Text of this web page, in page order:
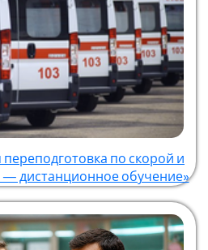
по скорой и
дистанционное обучение»